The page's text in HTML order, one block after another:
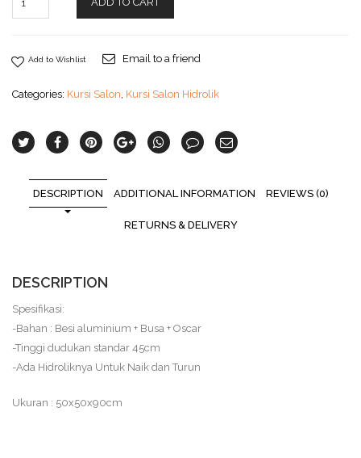
Add to Wishlist Email to a friend
Categories: Kursi Salon, Kursi Salon Hidrolik
DESCRIPTION ADDITIONAL INFORMATION REVIEWS (0)
RETURNS & DELIVERY
DESCRIPTION
Spesifikasi:
-Bahan : Besi aluminium + Busa + Oscar
-Tinggi dudukan standar 45cm
-Ada Hidroliknya Untuk Naik dan Turun
Ukuran : 50x50x90cm